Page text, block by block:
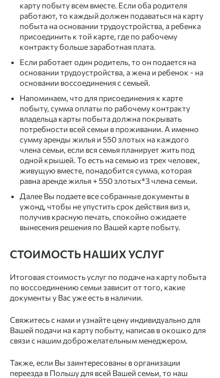
карту побыту всем вместе. Если оба родителя
работают, то каждый должен подаваться на карту
побыта на основании трудоустройства, а ребенка
присоединить к той карте, где по рабочему
контракту больше заработная плата.
Если работает один родитель, то он подается на
основании трудоустройства, а жена и ребенок - на
основании воссоединения с семьей.
Напоминаем, что для присоединения к карте
побыту, сумма оплаты по рабочему контракту
владельца карты побыта должна покрывать
потребности всей семьи в проживании. А именно
сумму аренды жилья и 550 злотых на каждого
члена семьи, если вся семья планирует жить под
одной крышей. То есть на семью из трех человек,
живущую вместе, понадобится сумма, которая
равна аренде жилья + 550 злотых*3 члена семьи.
Далее Вы подаете все собранные документы в
ужонд, чтобы не упустить срок действия виз и,
получив красную печать, спокойно ожидаете
вынесения решения по Вашей карте побыту.
СТОИМОСТЬ НАШИХ УСЛУГ
Итоговая стоимость услуг по подаче на карту побыта
по воссоединению семьи зависит от того, какие
документы у Вас уже есть в наличии.
Свяжитесь с нами и узнайте цену индивидуально для
Вашей подачи на карту побыту, написав в окошко для
связи с нашим доброжелательным менеджером.
Также, если Вы заинтересованы в организации
переезда в Польшу для всей Вашей семьи, то наш